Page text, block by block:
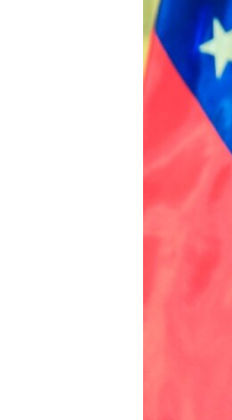
УКРАЇНСЬКА ПРОБЛЕМА КРИМУ